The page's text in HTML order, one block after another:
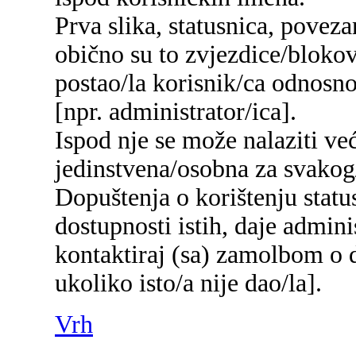
Prva slika, statusnica,
obično su to zvjezdice/
postao/la korisnik/ca
[npr. administrator/ica].
Ispod nje se može nalaziti
jedinstvena/osobna za
Dopuštenja o korištenju
dostupnosti istih, daje
kontaktiraj (sa) zamolbom o
ukoliko isto/a nije dao/la].
Vrh